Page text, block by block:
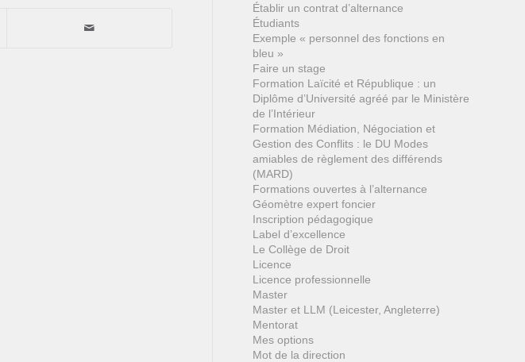
Établir un contrat d’alternance
Étudiants
Exemple « personnel des fonctions en
bleu »
Faire un stage
Formation Laïcité et République : un
Diplôme d’Université agréé par le Ministère
de l’Intérieur
Formation Médiation, Négociation et
Gestion des Conflits : le DU Modes
amiables de règlement des différends
(MARD)
Formations ouvertes à l’alternance
Géomètre expert foncier
Inscription pédagogique
Label d’excellence
Le Collège de Droit
Licence
Licence professionnelle
Master
Master et LLM (Leicester, Angleterre)
Mentorat
Mes options
Mot de la direction